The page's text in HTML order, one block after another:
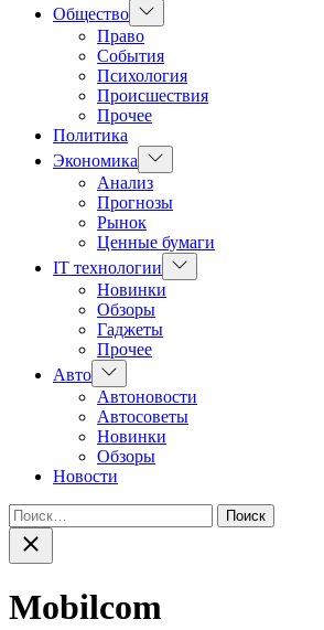
Общество Показать
подменю
Право
События
Психология
Происшествия
Прочее
Политика
Экономика
Показать
подменю
Анализ
Прогнозы
Рынок
Ценные бумаги
IT технологии
Показать
подменю
Новинки
Обзоры
Гаджеты
Прочее
Авто Показать
подменю
Автоновости
Автосоветы
Новинки
Обзоры
Новости
Найти:
Закрыть
поиск
Mobilcom